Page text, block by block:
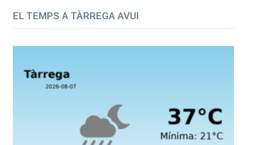
EL TEMPS A TÀRREGA AVUI